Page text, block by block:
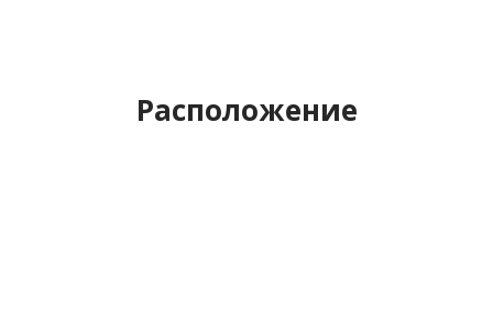
Расположение